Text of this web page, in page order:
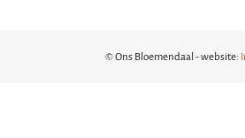
© Ons Bloemendaal - website: